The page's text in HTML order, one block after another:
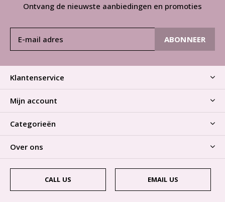
Ontvang de nieuwste aanbiedingen en promoties
ABONNEER
Klantenservice
Mijn account
Categorieën
Over ons
CALL US EMAIL US